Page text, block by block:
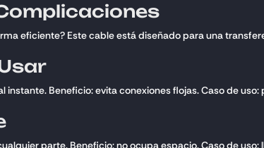
eficiente? Este cable está diseñado para una
instante. Beneficio: evita conexiones flojas. Caso de
parte. Beneficio: no ocupa espacio. Caso de